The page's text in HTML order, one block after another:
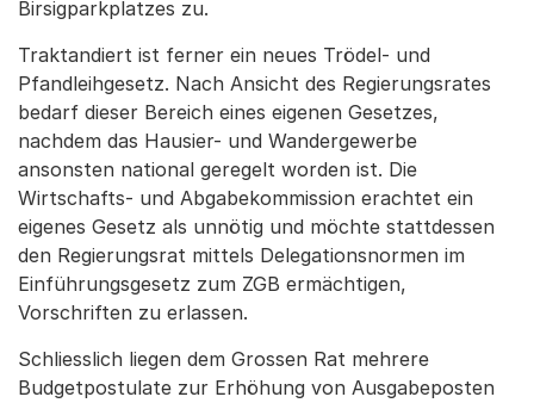
Birsigparkplatzes zu.
Traktandiert ist ferner ein neues Trödel- und
Pfandleihgesetz. Nach Ansicht des Regierungsrates
bedarf dieser Bereich eines eigenen Gesetzes,
nachdem das Hausier- und Wandergewerbe
ansonsten national geregelt worden ist. Die
Wirtschafts- und Abgabekommission erachtet ein
eigenes Gesetz als unnötig und möchte stattdessen
den Regierungsrat mittels Delegationsnormen im
Einführungsgesetz zum ZGB ermächtigen,
Vorschriften zu erlassen.
Schliesslich liegen dem Grossen Rat mehrere
Budgetpostulate zur Erhöhung von Ausgabeposten